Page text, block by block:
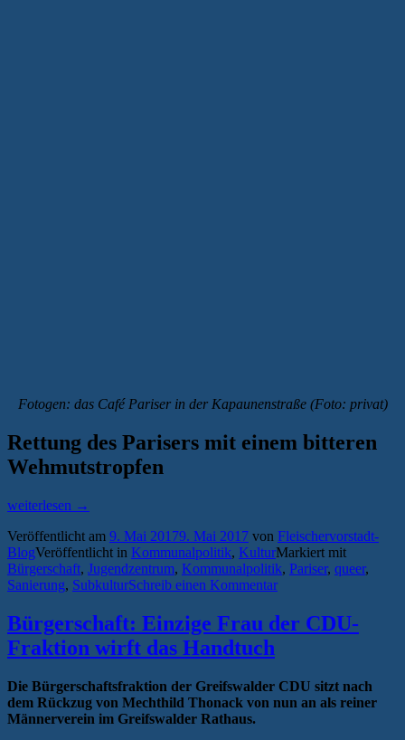
Fotogen: das Café Pariser in der Kapaunenstraße (Foto: privat)
Rettung des Parisers mit einem bitteren
Wehmutstropfen
„Verein
ehemaliges
„Café
Pariser“
und
dort
Jugendtreff
etablieren“
weiterlesen →
Veröffentlicht am 9. Mai 20179. Mai 2017 von Fleischervorstadt-
BlogVeröffentlicht in Kommunalpolitik, KulturMarkiert mit
Bürgerschaft, Jugendzentrum, Kommunalpolitik, Pariser, queer,
Sanierung, SubkulturSchreib einen Kommentar
Bürgerschaft: Einzige Frau der CDU-
Fraktion wirft das Handtuch
Die Bürgerschaftsfraktion der Greifswalder CDU sitzt nach
dem Rückzug von Mechthild Thonack von nun an als reiner
Männerverein im Greifswalder Rathaus.